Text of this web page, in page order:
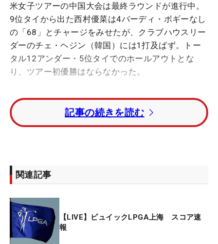
米女子ツアーの中国大会は最終ラウンドが進行中。
9位タイから出た西村優菜は4バーディ・ボギーなし
の「68」とチャージをみせたが、クラブハウスリー
ダーのチェ・ヘジン（韓国）には1打及ばず。トー
タル12アンダー・5位タイでのホールアウトとな
り、ツアー初優勝はならなかった。
連日の「68」をマークした渋野日向子はトータル4
アンダー・41位タイでフィニッシュ。畑岡奈紗は同
じく41位タイ、勝みなみはトータル2オーバー・61
トータル13アンダー・首位タイにヘジン、カリス・
デイビッドソン（オーストラリア）、リリア・ヴ、
記事の続きを読む
関連記事
【LIVE】ビュイックLPGA上海 スコア速
報